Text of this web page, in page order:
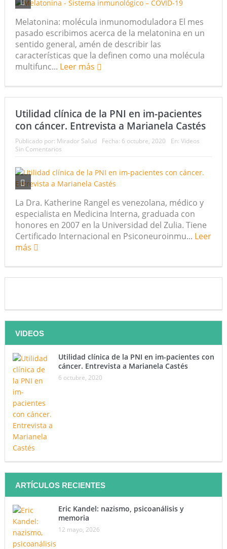
futuro “ilimitado” de la Inteligencia Artificial
¿Qué sabemos de los alimentos ultraprocesados?
¿Los 20 años de regalo? Parte II
(ACFIMAN)
Serie: Consciencia e Inteligencia Artificial. Segundo
¿Los veinte años de regalo?
Nuevas noticias sobre las dietas vegetarianas y el riesgo
de cáncer
Melatonina: molécula inmunomoduladora El mes
pasado escribimos acerca de la melatonina en un
sentido general, amén de describir las
características que la definen como una molécula
multifunc... Leer más
Utilidad clínica de la PNI en im-pacientes
con cáncer. Entrevista a Marianela Castés
Publicado por: Mirador Salud Fecha: 6 octubre, 2020 En: Videos
Sin Comentarios
La Dra. Katherine Rangel es venezolana, médico y
especialista en Medicina Interna, graduada con
honores en 2007 en la Universidad del Zulia. Tiene
Certificado Internacional en Psiconeuroinmu... Leer
más
VIDEOS
Utilidad clínica de la PNI en im-pacientes con
cáncer. Entrevista a Marianela Castés
6 octubre, 2020
ARTÍCULOS RECIENTES
Eric Kandel: nazismo, psicoanálisis y
memoria
12 mayo, 2026